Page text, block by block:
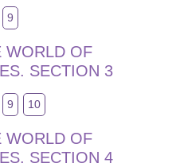
9
WORLD OF
SECTION 3
9 10
WORLD OF
SECTION 4